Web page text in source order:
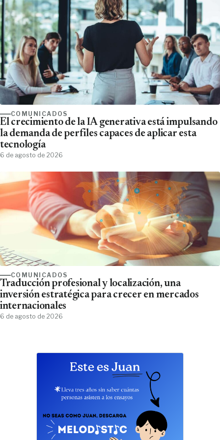
COMUNICADOS
El crecimiento de la IA generativa está impulsando
la demanda de perfiles capaces de aplicar esta
tecnología
6 de agosto de 2026
COMUNICADOS
Traducción profesional y localización, una
inversión estratégica para crecer en mercados
internacionales
6 de agosto de 2026